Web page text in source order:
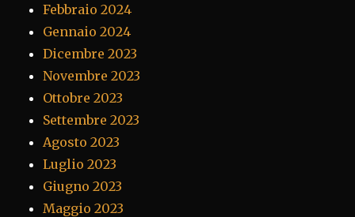
Febbraio 2024
Gennaio 2024
Dicembre 2023
Novembre 2023
Ottobre 2023
Settembre 2023
Agosto 2023
Luglio 2023
Giugno 2023
Maggio 2023